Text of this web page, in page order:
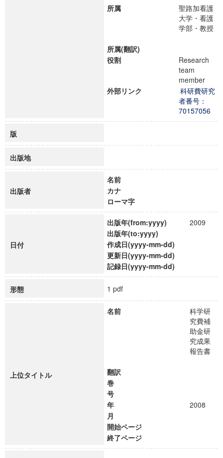
所属
聖路加看護
大学・看護
学部・教授
所属(翻訳)
役割
Research
team
member
外部リンク
科研費研究
者番号：
70157056
版
出版地
出版者
名前
カナ
ローマ字
日付
出版年(from:yyyy)
2009
出版年(to:yyyy)
作成日(yyyy-mm-dd)
更新日(yyyy-mm-dd)
記録日(yyyy-mm-dd)
形態 1 pdf
上位タイトル
名前
科学研
究費補
助金研
究成果
報告書
翻訳
巻
号
年
2008
月
開始ページ
終了ページ